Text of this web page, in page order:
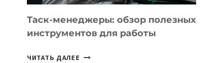
Таск-менеджеры: обзор полезных
инструментов для работы
ЧИТАТЬ ДАЛЕЕ ТАСК-